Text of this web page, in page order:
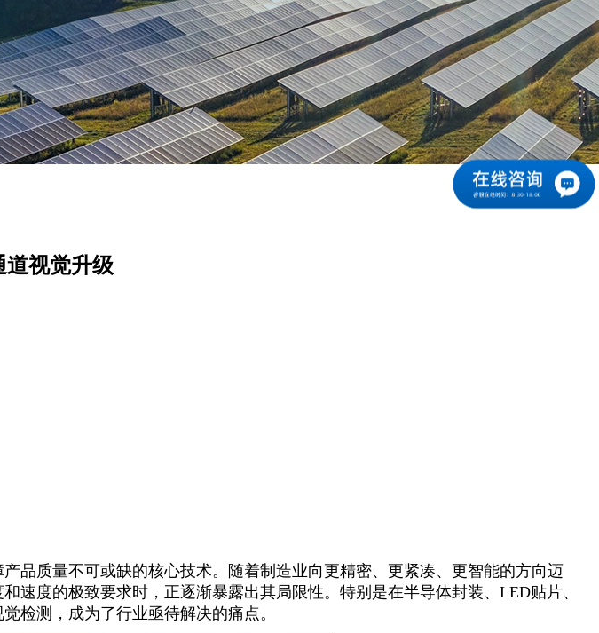
道视觉升级
质量不可或缺的核心技术。随着制造业向更精密、更紧凑、更智能的方向迈
度的极致要求时，正逐渐暴露出其局限性。特别是在半导体封装、LED贴片、
检测，成为了行业亟待解决的痛点。